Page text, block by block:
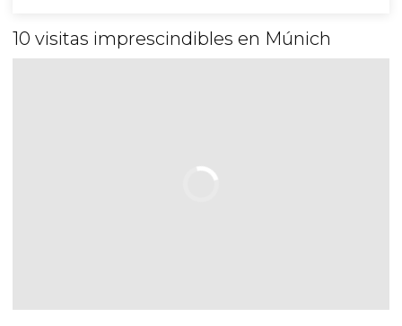
10 visitas imprescindibles en Múnich